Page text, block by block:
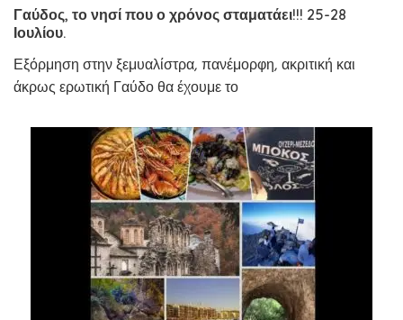
Γαύδος, το νησί που ο χρόνος σταματάει!!! 25-28
Ιουλίου.
Εξόρμηση στην ξεμυαλίστρα, πανέμορφη, ακριτική και
άκρως ερωτική Γαύδο θα έχουμε το